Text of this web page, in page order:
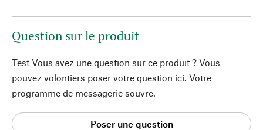
Question sur le produit
Test Vous avez une question sur ce produit ? Vous
pouvez volontiers poser votre question ici. Votre
programme de messagerie souvre.
Poser une question